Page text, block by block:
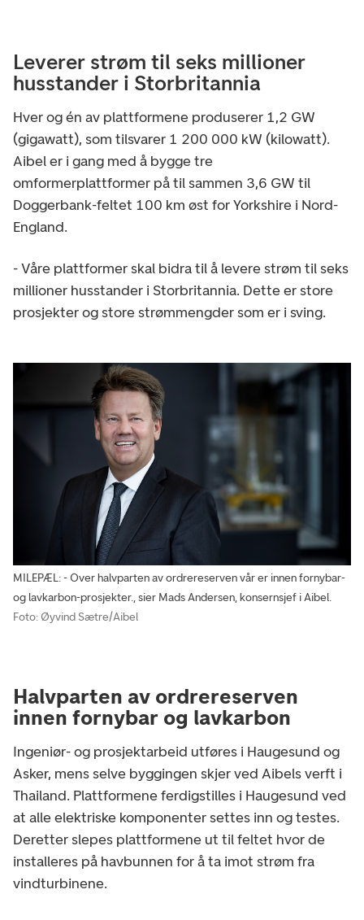
Leverer strøm til seks millioner
husstander i Storbritannia
Hver og én av plattformene produserer 1,2 GW
(gigawatt), som tilsvarer 1 200 000 kW (kilowatt).
Aibel er i gang med å bygge tre
omformerplattformer på til sammen 3,6 GW til
Doggerbank-feltet 100 km øst for Yorkshire i Nord-
England.
- Våre plattformer skal bidra til å levere strøm til seks
millioner husstander i Storbritannia. Dette er store
prosjekter og store strømmengder som er i sving.
MILEPÆL: - Over halvparten av ordrereserven vår er innen fornybar-
og lavkarbon-prosjekter., sier Mads Andersen, konsernsjef i Aibel.
Foto: Øyvind Sætre/Aibel
Halvparten av ordrereserven
innen fornybar og lavkarbon
Ingeniør- og prosjektarbeid utføres i Haugesund og
Asker, mens selve byggingen skjer ved Aibels verft i
Thailand. Plattformene ferdigstilles i Haugesund ved
at alle elektriske komponenter settes inn og testes.
Deretter slepes plattformene ut til feltet hvor de
installeres på havbunnen for å ta imot strøm fra
vindturbinene.